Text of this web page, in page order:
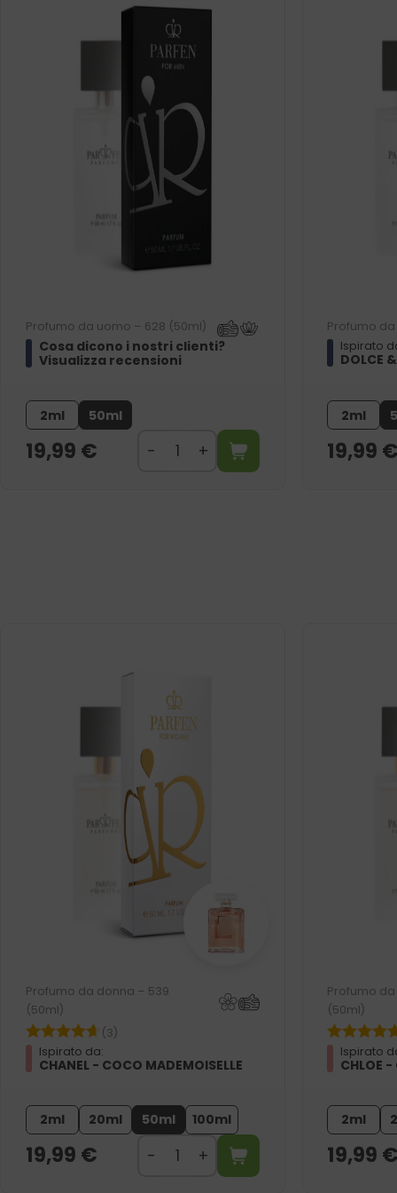
Profumo da uomo – 628 (50ml)
Cosa dicono i nostri clienti?
Visualizza recensioni
2ml 50ml
19,99 €
Profumo
Ispirato
DOLCE
2ml
19,99
Profumo da donna – 539
(50ml)
(3)
Ispirato da:
CHANEL - COCO MADEMOISELLE
2ml 20ml 50ml 100ml
19,99 €
Profumo
(50ml)
Ispirato
CHLOE -
2ml
19,99